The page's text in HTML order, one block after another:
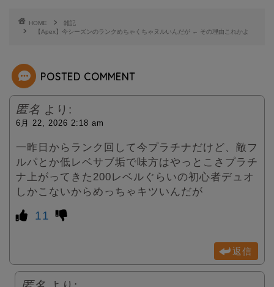
t
r
HOME
雑記
【Apex】今シーズンのランクめちゃくちゃヌルいんだが ← その理由これかよ
POSTED COMMENT
匿名 より:
6月 22, 2026 2:18 am
一昨日からランク回して今プラチナだけど、敵フ
ルパとか低レベサブ垢で味方はやっとこさプラチ
ナ上がってきた200レベルぐらいの初心者デュオ
しかこないからめっちゃキツいんだが
11
返信